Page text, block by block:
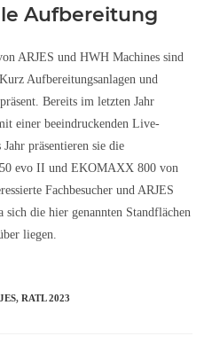
Aufbereitung
ARJES und HWH Machines sind
Aufbereitungsanlagen und
Bereits im letzten Jahr
einer beeindruckenden Live-
präsentieren sie die
evo II und EKOMAXX 800 von
Fachbesucher und ARJES
die hier genannten Standflächen
liegen.
, RATL 2023